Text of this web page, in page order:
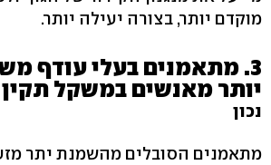
מוקדם יותר, בצורה יעילה יותר.
3. מתאמנים בעלי עודף
יותר מאנשים במשקל תקין
נכון
מתאמנים הסובלים מהשמנת יתר